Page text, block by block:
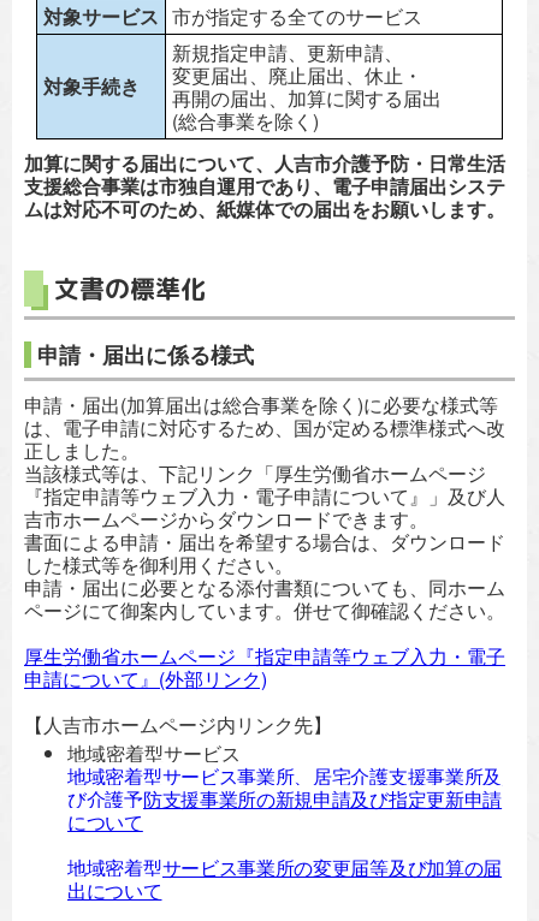
対象サービス 市が指定する全てのサービス
対象手続き
新規指定申請、更新申請、
変更届出、廃止届出、休止・
再開の届出、加算に関する届出
(総合事業を除く)
加算に関する届出について、人吉市介護予防・日常生活
支援総合事業は市独自運用であり、電子申請届出システ
ムは対応不可のため、紙媒体での届出をお願いします。
文書の標準化
申請・届出に係る様式
申請・届出(加算届出は総合事業を除く)に必要な様式等
は、電子申請に対応するため、国が定める標準様式へ改
正しました。
当該様式等は、下記リンク「厚生労働省ホームページ
『指定申請等ウェブ入力・電子申請について』」及び人
吉市ホームページからダウンロードできます。
書面による申請・届出を希望する場合は、ダウンロード
した様式等を御利用ください。
申請・届出に必要となる添付書類についても、同ホーム
ページにて御案内しています。併せて御確認ください。
厚生労働省ホームページ『指定申請等ウェブ入力・電子
申請について』(外部リンク)
【人吉市ホームページ内リンク先】
地域密着型サービス
地域密着型サービス事業所、居宅介護支援事業所及
び介護予防支援事業所の新規申請及び指定更新申請
について
地域密着型サービス事業所の変更届等及び加算の届
出について